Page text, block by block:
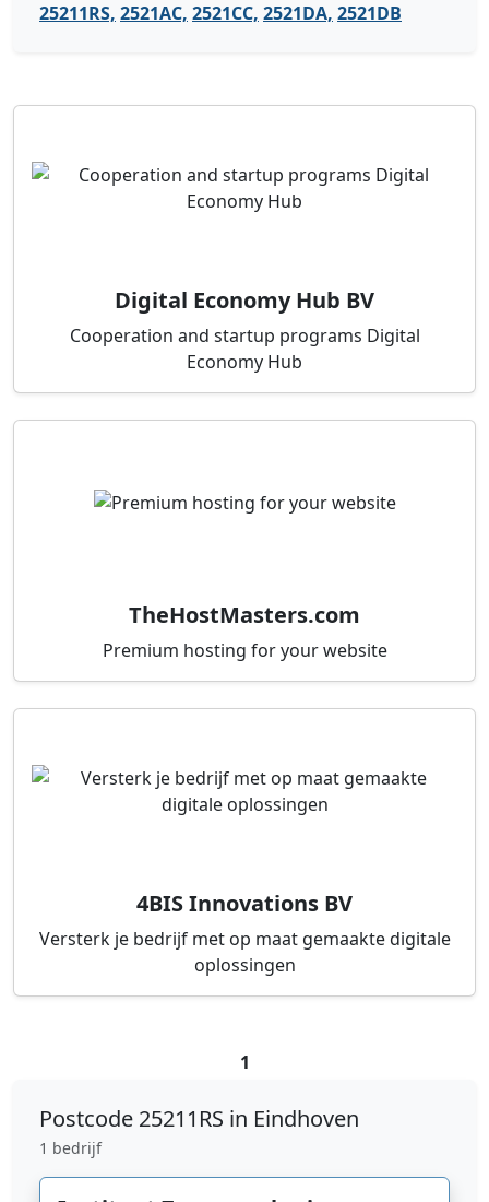
25211RS, 2521AC, 2521CC, 2521DA, 2521DB
Digital Economy Hub BV
Cooperation and startup programs Digital
Economy Hub
TheHostMasters.com
Premium hosting for your website
4BIS Innovations BV
Versterk je bedrijf met op maat gemaakte digitale
oplossingen
1
Postcode 25211RS in Eindhoven
1 bedrijf